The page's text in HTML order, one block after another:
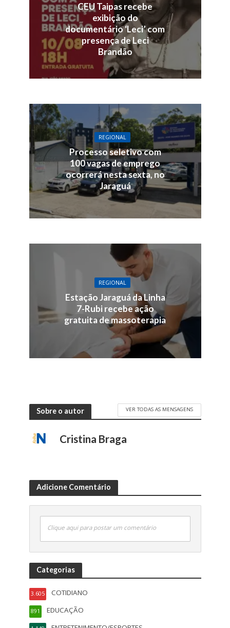
CEU Taipas recebe
exibição do
documentário ‘Leci’ com
presença de Leci
Brandão
REGIONAL
Processo seletivo com
100 vagas de emprego
ocorrerá nesta sexta, no
Jaraguá
REGIONAL
Estação Jaraguá da Linha
7-Rubi recebe ação
gratuita de massoterapia
Sobre o autor VER TODAS AS MENSAGENS
Cristina Braga
Adicione Comentário
Clique aqui para postar um comentário
Categorias
COTIDIANO
3.605
EDUCAÇÃO
891